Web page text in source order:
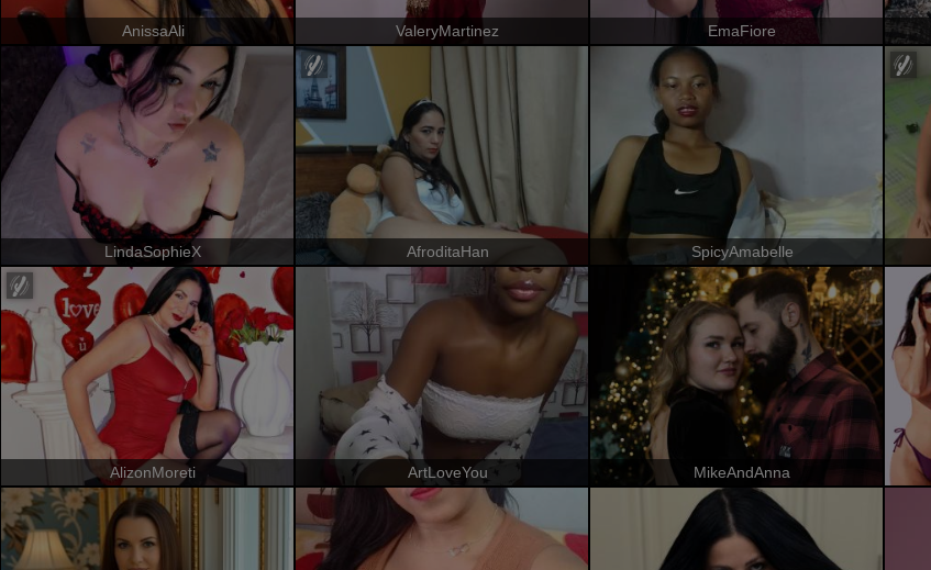
AnissaAli ValeryMartinez EmaFiore
LindaSophieX AfroditaHan SpicyAmabelle
AlizonMoreti ArtLoveYou MikeAndAnna